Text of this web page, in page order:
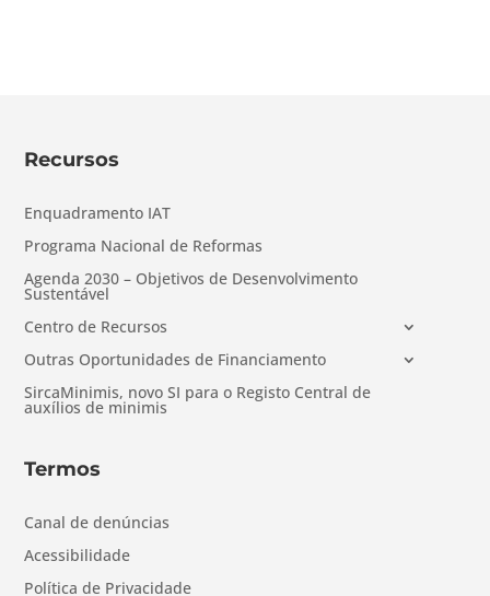
Recursos
Enquadramento IAT
Programa Nacional de Reformas
Agenda 2030 – Objetivos de Desenvolvimento
Sustentável
Centro de Recursos
Outras Oportunidades de Financiamento
SircaMinimis, novo SI para o Registo Central de
auxílios de minimis
Termos
Canal de denúncias
Acessibilidade
Política de Privacidade